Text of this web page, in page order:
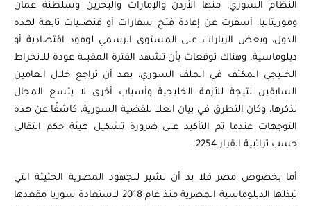
النظام السوري، منها الأردن والإمارات والبحرين وسلطنة عمان
وموريتانيا، أسفرت عن إعادة فتح سفارات أو قنصليات تابعة لهذه
الدول، وبعض الزيارات على المستوى الرسمي لوفود اقتصادية أو
دبلوماسية. وهناك توقعات بأن تشهد الفترة المقبلة عودة للانخراط
الخليجي المكثف في الملف السوري، بعد أن تراجع خلال العامين
السابقين نتيجة للأزمة الخليجية وأسباب أخرى لا يتسع المجال
لذكرها، وكان التطرق في بيان العلا للقضية السورية، كاشفًا عن هذه
التوجهات عندما تم التأكيد على ضرورة تشكيل هيئة حكم انتقالي
حسب تراتبية القرار 2254.
أما بخصوص مصر فلا بد أن نشير للجهود المصرية الحثيثة التي
تبذلها الدبلوماسية المصرية منذ عام 2018 لاستعادة سوريا مقعدها